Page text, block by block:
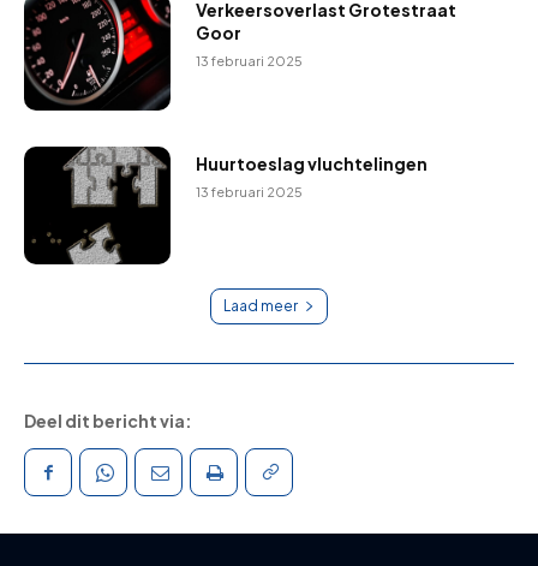
Verkeersoverlast Grotestraat
Goor
13 februari 2025
Huurtoeslag vluchtelingen
13 februari 2025
Laad meer
Deel dit bericht via: